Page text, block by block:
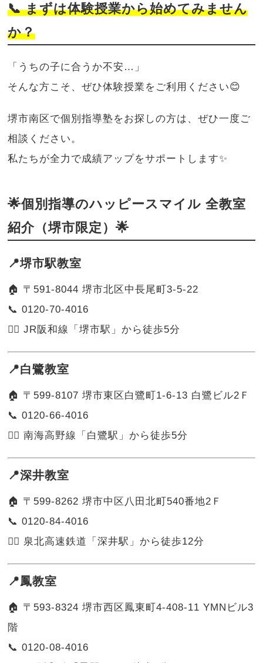
📞 まずは体験授業から始めてみません
か？
「うちの子に合うか不安…」
そんな方こそ、ぜひ体験授業をご利用ください😊
堺市南区で個別指導塾をお探しの方は、ぜひ一度ご
相談ください。
私たちが全力で成績アップをサポートします✨
🌟個別指導のハッピースマイル 全教室
紹介（堺市限定）🌟
📍堺市駅教室
🏠 〒591-8044 堺市北区中長尾町3-5-22
📞 0120-70-4016
🚶‍♂️ JR阪和線「堺市駅」から徒歩5分
📍白鷺教室
🏠 〒599-8107 堺市東区白鷺町1-6-13 白鷺ビル2Ｆ
📞 0120-66-4016
🚶‍♀️ 南海高野線「白鷺駅」から徒歩5分
📍深井教室
🏠 〒599-8262 堺市中区八田北町540番地2Ｆ
📞 0120-84-4016
🚶‍♂️ 泉北高速鉄道「深井駅」から徒歩12分
📍鳳教室
🏠 〒593-8324 堺市西区鳳東町4-408-11 YMNビル3
階
📞 0120-08-4016